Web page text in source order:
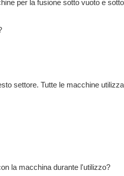
per la fusione sotto vuoto e
settore. Tutte le macchine
la macchina durante l'utilizzo?